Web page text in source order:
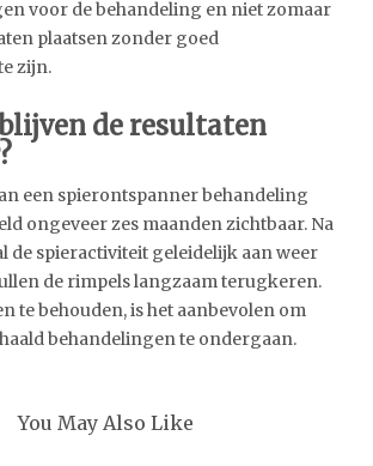
voor de behandeling en niet zomaar
plaatsen zonder goed
zijn.
de resultaten
een spierontspanner behandeling
ongeveer zes maanden zichtbaar. Na
de spieractiviteit geleidelijk aan weer
de rimpels langzaam terugkeren.
te behouden, is het aanbevolen om
behandelingen te ondergaan.
You May Also Like